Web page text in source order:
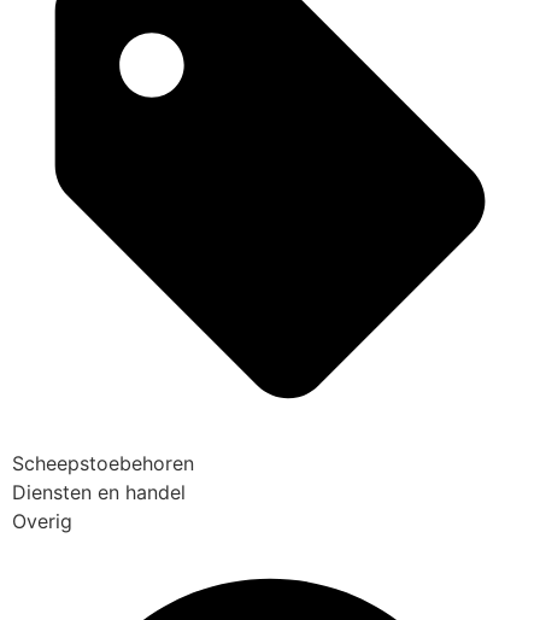
Scheepstoebehoren
Diensten en handel
Overig